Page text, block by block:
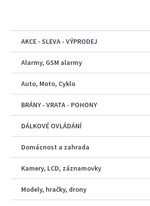
AKCE - SLEVA - VÝPRODEJ
Alarmy, GSM alarmy
Auto, Moto, Cyklo
BRÁNY - VRATA - POHONY
DÁLKOVÉ OVLÁDÁNÍ
Domácnost a zahrada
Kamery, LCD, záznamovky
Modely, hračky, drony